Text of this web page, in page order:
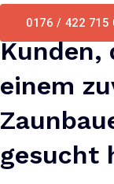
0176 / 422 715
Kunden,
einem
gesucht